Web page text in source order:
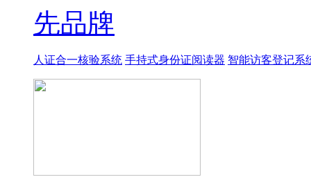
人证合一核验系统 手持式身份证阅读器 智能访客登记系